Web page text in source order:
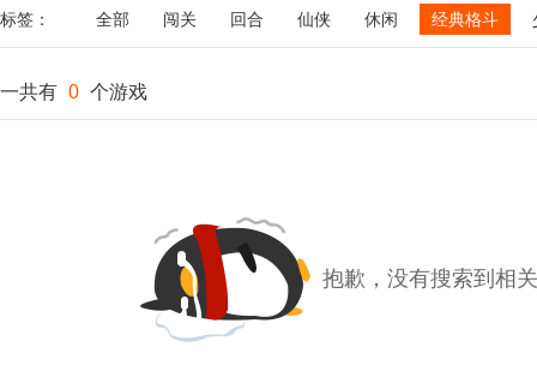
标签： 全部 闯关 回合 仙侠 休闲 经典格斗
一共有 0 个游戏
抱歉，没有搜索到相